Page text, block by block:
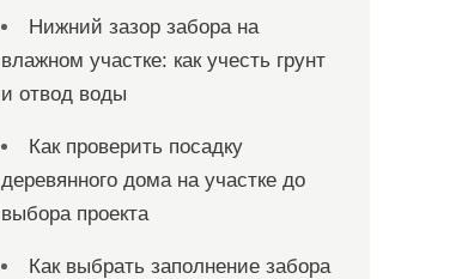
Нижний зазор забора на
влажном участке: как учесть грунт
и отвод воды
Как проверить посадку
деревянного дома на участке до
выбора проекта
Как выбрать заполнение забора